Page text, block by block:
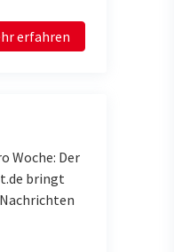
erfahren
Woche: Der
bringt